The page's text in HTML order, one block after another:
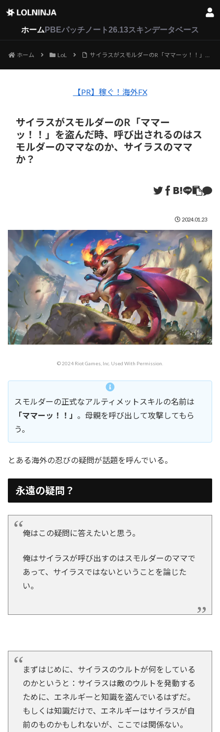
ホーム PBEパッチノート26.13スキンデータベース
ホーム LoL サイラスがスモルダーのR「ママーッ！！」を盗んだ時、呼び出されるのはスモルダーのママなのか、サイラスのママか？
【PR】稼ぐ！海外FX
サイラスがスモルダーのR「ママー
ッ！！」を盗んだ時、呼び出されるのはス
モルダーのママなのか、サイラスのママ
か？
2024.01.23
© 2024 Riot Games, Inc. Used With Permission.
スモルダーの正式なアルティメットスキルの名前は
「ママーッ！！」 。母親を呼び出して攻撃してもら
う。
とある海外の忍びの疑問が話題を呼んでいる。
永遠の疑問？
俺はこの疑問に答えたいと思う。
俺はサイラスが呼び出すのはスモルダーのママで
あって、サイラスではないということを論じた
い。
まずはじめに、サイラスのウルトが何をしている
のかというと：サイラスは敵のウルトを発動する
ために、エネルギーと知識を盗んでいるはずだ。
もしくは知識だけで、エネルギーはサイラスが自
前のものかもしれないが、ここでは関係ない。